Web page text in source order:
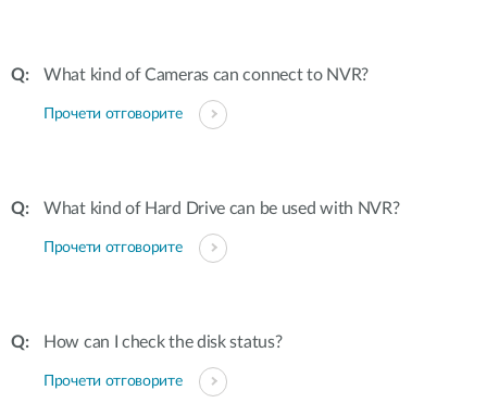
What kind of Cameras can connect to NVR?
Прочети отговорите
What kind of Hard Drive can be used with NVR?
Прочети отговорите
How can I check the disk status?
Прочети отговорите